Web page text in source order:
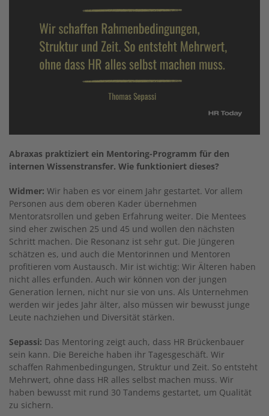
Abraxas praktiziert ein Mentoring-Programm für den
internen Wissenstransfer. Wie funktioniert dieses?
Widmer: Wir haben es vor einem Jahr gestartet. Vor allem
Personen aus dem oberen Kader übernehmen
Mentoratsrollen und geben Erfahrung weiter. Die Mentees
sind eher zwischen 25 und 45 und wollen den nächsten
Schritt machen. Die Resonanz ist sehr gut. Die Jüngeren
schätzen es, und auch die Mentorinnen und Mentoren
profitieren vom Austausch. Mir ist wichtig: Wir Älteren haben
nicht alles erfunden. Auch wir können von der jungen
Generation lernen, nicht nur sie von uns. Als Unternehmen
werden wir jedes Jahr älter, also müssen wir bewusst junge
Leute nachziehen und Diversität stärken.
Sepassi: Das Mentoring zeigt auch, dass HR Brückenbauer
sein kann. Die Bereiche haben ihr Tagesgeschäft. Wir
schaffen Rahmenbedingungen, Struktur und Zeit. So entsteht
Mehrwert, ohne dass HR alles selbst machen muss. Wir
haben bewusst mit rund 30 Tandems gestartet, um Qualität
zu sichern.